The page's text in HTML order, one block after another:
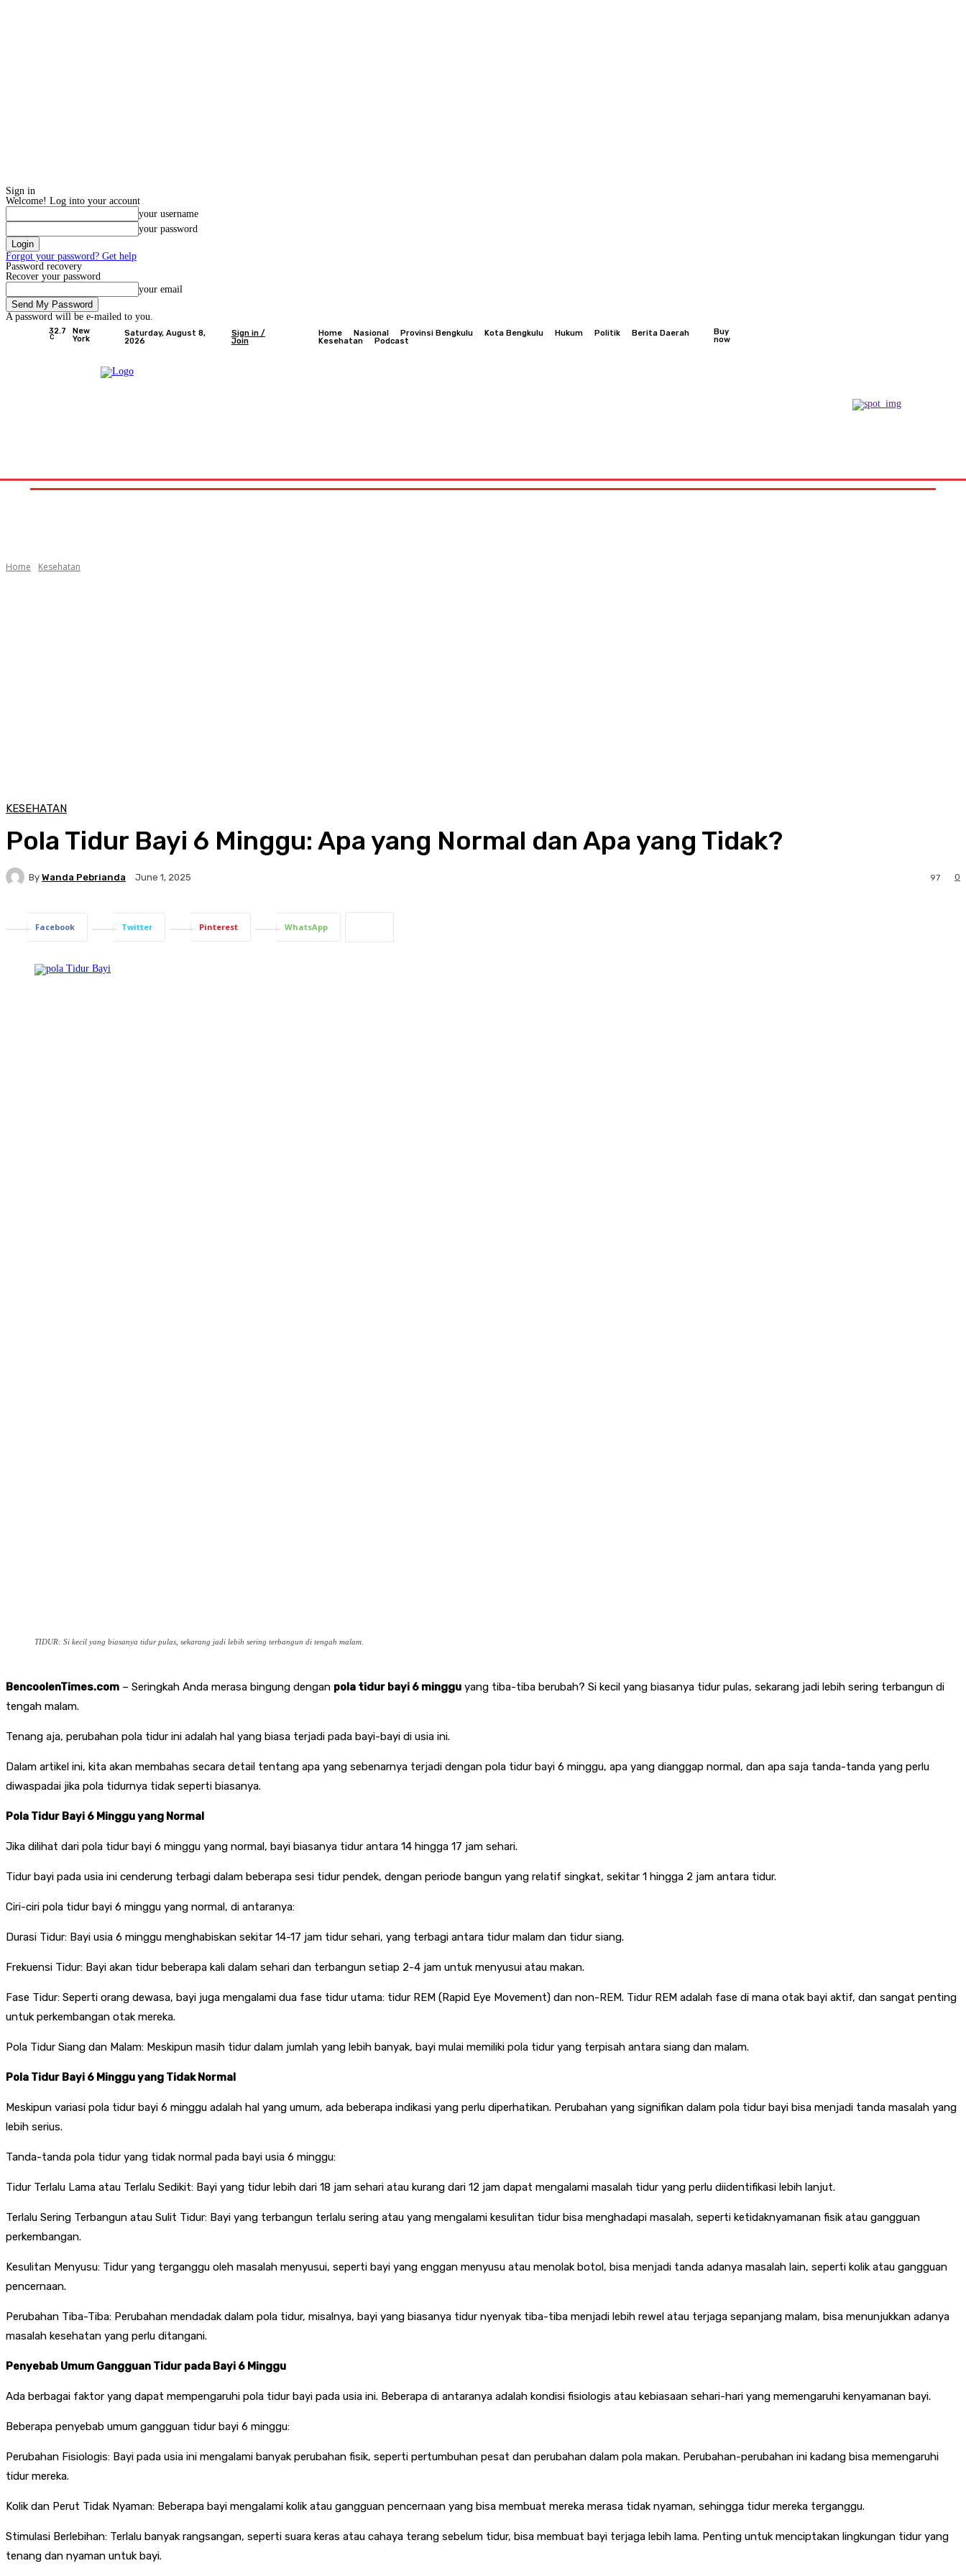
Sign in
Welcome! Log into your account
your username
your password
Forgot your password? Get help
Password recovery
Recover your password
your email
A password will be e-mailed to you.
32.7
C
New
York
Saturday, August 8,
2026
Sign in /
Join
Home Nasional Provinsi Bengkulu Kota Bengkulu Hukum Politik
Berita Daerah
Kesehatan
Podcast
Buy
now
Home Kesehatan
KESEHATAN
Pola Tidur Bayi 6 Minggu: Apa yang Normal dan Apa yang Tidak?
By Wanda Pebrianda June 1, 2025 0
97
Facebook Twitter Pinterest WhatsApp
TIDUR: Si kecil yang biasanya tidur pulas, sekarang jadi lebih sering terbangun di tengah malam.
BencoolenTimes.com – Seringkah Anda merasa bingung dengan pola tidur bayi 6 minggu yang tiba-tiba berubah? Si kecil yang biasanya tidur pulas, sekarang jadi lebih sering terbangun di
tengah malam.
Tenang aja, perubahan pola tidur ini adalah hal yang biasa terjadi pada bayi-bayi di usia ini.
Dalam artikel ini, kita akan membahas secara detail tentang apa yang sebenarnya terjadi dengan pola tidur bayi 6 minggu, apa yang dianggap normal, dan apa saja tanda-tanda yang perlu
diwaspadai jika pola tidurnya tidak seperti biasanya.
Pola Tidur Bayi 6 Minggu yang Normal
Jika dilihat dari pola tidur bayi 6 minggu yang normal, bayi biasanya tidur antara 14 hingga 17 jam sehari.
Tidur bayi pada usia ini cenderung terbagi dalam beberapa sesi tidur pendek, dengan periode bangun yang relatif singkat, sekitar 1 hingga 2 jam antara tidur.
Ciri-ciri pola tidur bayi 6 minggu yang normal, di antaranya:
Durasi Tidur: Bayi usia 6 minggu menghabiskan sekitar 14-17 jam tidur sehari, yang terbagi antara tidur malam dan tidur siang.
Frekuensi Tidur: Bayi akan tidur beberapa kali dalam sehari dan terbangun setiap 2-4 jam untuk menyusui atau makan.
Fase Tidur: Seperti orang dewasa, bayi juga mengalami dua fase tidur utama: tidur REM (Rapid Eye Movement) dan non-REM. Tidur REM adalah fase di mana otak bayi aktif, dan sangat penting
untuk perkembangan otak mereka.
Pola Tidur Siang dan Malam: Meskipun masih tidur dalam jumlah yang lebih banyak, bayi mulai memiliki pola tidur yang terpisah antara siang dan malam.
Pola Tidur Bayi 6 Minggu yang Tidak Normal
Meskipun variasi pola tidur bayi 6 minggu adalah hal yang umum, ada beberapa indikasi yang perlu diperhatikan. Perubahan yang signifikan dalam pola tidur bayi bisa menjadi tanda masalah yang
lebih serius.
Tanda-tanda pola tidur yang tidak normal pada bayi usia 6 minggu:
Tidur Terlalu Lama atau Terlalu Sedikit: Bayi yang tidur lebih dari 18 jam sehari atau kurang dari 12 jam dapat mengalami masalah tidur yang perlu diidentifikasi lebih lanjut.
Terlalu Sering Terbangun atau Sulit Tidur: Bayi yang terbangun terlalu sering atau yang mengalami kesulitan tidur bisa menghadapi masalah, seperti ketidaknyamanan fisik atau gangguan
perkembangan.
Kesulitan Menyusu: Tidur yang terganggu oleh masalah menyusui, seperti bayi yang enggan menyusu atau menolak botol, bisa menjadi tanda adanya masalah lain, seperti kolik atau gangguan
pencernaan.
Perubahan Tiba-Tiba: Perubahan mendadak dalam pola tidur, misalnya, bayi yang biasanya tidur nyenyak tiba-tiba menjadi lebih rewel atau terjaga sepanjang malam, bisa menunjukkan adanya
masalah kesehatan yang perlu ditangani.
Penyebab Umum Gangguan Tidur pada Bayi 6 Minggu
Ada berbagai faktor yang dapat mempengaruhi pola tidur bayi pada usia ini. Beberapa di antaranya adalah kondisi fisiologis atau kebiasaan sehari-hari yang memengaruhi kenyamanan bayi.
Beberapa penyebab umum gangguan tidur bayi 6 minggu:
Perubahan Fisiologis: Bayi pada usia ini mengalami banyak perubahan fisik, seperti pertumbuhan pesat dan perubahan dalam pola makan. Perubahan-perubahan ini kadang bisa memengaruhi
tidur mereka.
Kolik dan Perut Tidak Nyaman: Beberapa bayi mengalami kolik atau gangguan pencernaan yang bisa membuat mereka merasa tidak nyaman, sehingga tidur mereka terganggu.
Stimulasi Berlebihan: Terlalu banyak rangsangan, seperti suara keras atau cahaya terang sebelum tidur, bisa membuat bayi terjaga lebih lama. Penting untuk menciptakan lingkungan tidur yang
tenang dan nyaman untuk bayi.